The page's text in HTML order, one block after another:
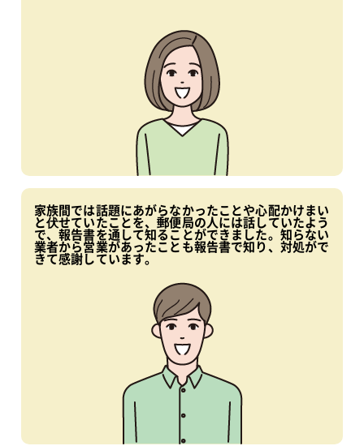
家族間では話題にあがらなかったことや心配かけまい
と伏せていたことを、郵便局の人には話していたよう
で、報告書を通して知ることができました。知らない
業者から営業があったことも報告書で知り、対処がで
きて感謝しています。